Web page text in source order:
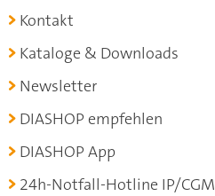
Kontakt
Kataloge & Downloads
Newsletter
DIASHOP empfehlen
DIASHOP App
24h-Notfall-Hotline IP/CGM